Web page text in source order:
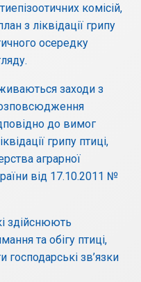
комісій,
з ліквідації грипу
осередку
заходи з
до вимог
грипу птиці,
аграрної
від 17.10.2011 №
здійснюють
та обігу птиці,
зв’язки